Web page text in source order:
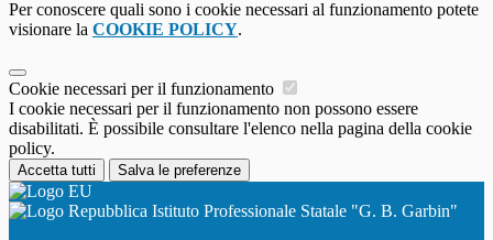
Per conoscere quali sono i cookie necessari al funzionamento potete
visionare la COOKIE POLICY.
Cookie necessari per il funzionamento
I cookie necessari per il funzionamento non possono essere
disabilitati. È possibile consultare l'elenco nella pagina della cookie
policy.
Accetta tutti Salva le preferenze
Istituto Professionale Statale "G. B. Garbin"